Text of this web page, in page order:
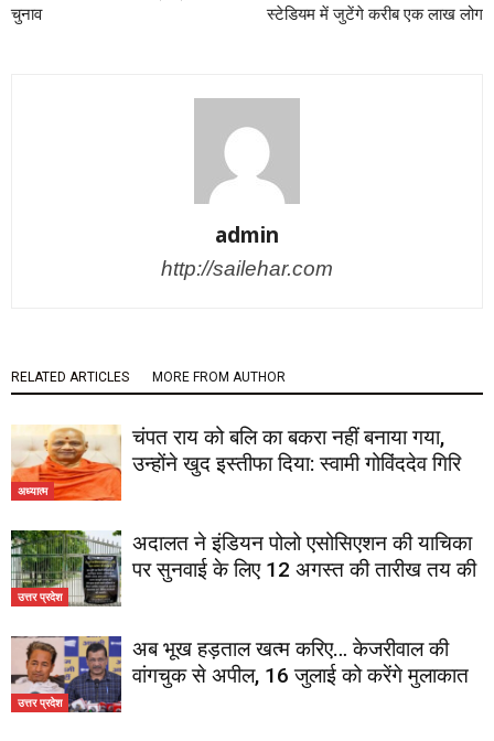
चुनाव
स्टेडियम में जुटेंगे करीब एक लाख लोग
admin
http://sailehar.com
RELATED ARTICLES MORE FROM AUTHOR
अध्यात्म
चंपत राय को बलि का बकरा नहीं बनाया गया,
उन्होंने खुद इस्तीफा दिया: स्वामी गोविंददेव गिरि
उत्तर प्रदेश
अदालत ने इंडियन पोलो एसोसिएशन की याचिका
पर सुनवाई के लिए 12 अगस्त की तारीख तय की
उत्तर प्रदेश
अब भूख हड़ताल खत्म करिए… केजरीवाल की
वांगचुक से अपील, 16 जुलाई को करेंगे मुलाकात